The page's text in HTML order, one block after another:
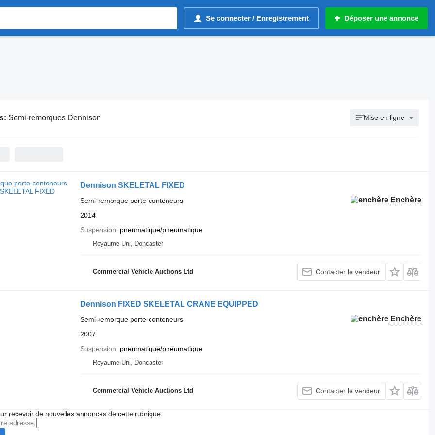
Se connecter / Enregistrement Déposer une annonce
Semi-remorques Dennison Mise en ligne
Dennison SKELETAL FIXED
Enchère
Semi-remorque porte-conteneurs
2014
Suspension
pneumatique/pneumatique
Royaume-Uni, Doncaster
Commercial Vehicle Auctions Ltd Contacter le vendeur
Dennison FIXED SKELETAL CRANE EQUIPPED
Enchère
Semi-remorque porte-conteneurs
2007
Suspension
pneumatique/pneumatique
Royaume-Uni, Doncaster
Commercial Vehicle Auctions Ltd Contacter le vendeur
recevoir de nouvelles annonces de cette rubrique